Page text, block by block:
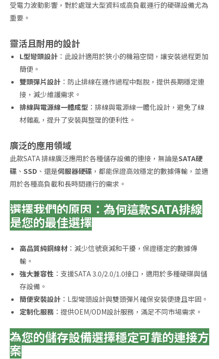
受電力波動影響，對於處理大型資料或高負載運行的硬碟設備尤為
重要。
靈活且耐用的設計
L型彎頭設計 ：此設計適用於狹小的機箱空間，讓安裝過程更加
簡便。
雙頭彈片設計 ：防止排線在運作過程中鬆脫，提供長期穩定連
接，減少維護需求。
排線與電源線一體成型 ：排線與電源線一體化設計，避免了線
材雜亂，提升了安裝與整理的便利性。
廣泛的應用領域
此款SATA 排線廣泛應用於各種儲存設備的連接，無論是SATA硬
碟 、 SSD 、還是伺服器硬碟 ，都能保證高效穩定的數據傳輸，並適
用於各種高負載和長時間運行的需求。
選擇我們的原因：為何這款SATA排線
是您的最佳選擇
高品質純銅線材：減少信號衰減和干擾，保證穩定的數據傳
輸。
強大兼容性 ：支援SATA 3.0/2.0/1.0接口，適用於多種硬碟與儲
存設備。
簡便安裝設計 ：L型彎頭設計與雙頭彈片確保安裝便捷且牢固。
定制化服務 ：提供OEM/ODM設計服務，滿足不同市場需求。
為您的儲存設備選擇穩定可靠的連接方
案